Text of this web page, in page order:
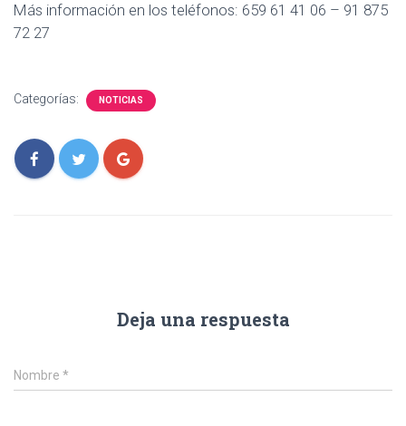
Más información en los teléfonos: 659 61 41 06 – 91 875
72 27
Categorías: NOTICIAS
Deja una respuesta
Nombre *